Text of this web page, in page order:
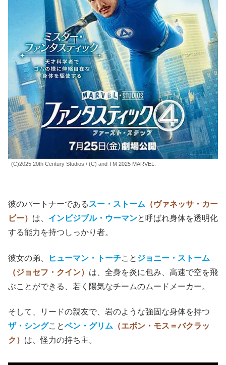
(C)2025 20th Century Studios / (C) and TM 2025 MARVEL.
彼のパートナーである スー・ストーム （ヴァネッサ・カー
ビー） は、 インビジブル・ウーマンと呼ばれ身体を透明化
する能力を持つしっかり者。
彼女の弟、 ヒューマン・トーチこと ジョニー・ストーム
（ジョセフ・クイン） は、全身を炎に包み、高速で空を飛
ぶことができる、若く陽気なチームのムードメーカー。
そして、リードの親友で、岩のような強固な身体を持つ
ザ・シングことベン・グリム （エボン・モス＝バクラッ
ク） は、怪力の持ち主。